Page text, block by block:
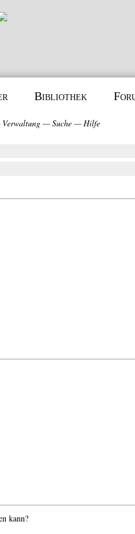
Bibliothek
Verwaltung —Suche —Hilfe
kann?